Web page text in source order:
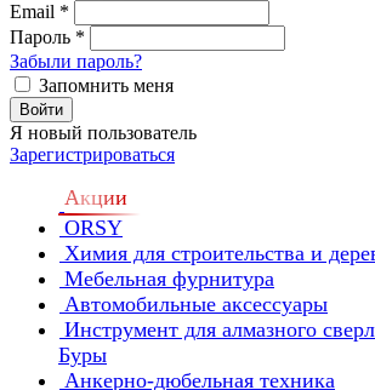
Email *
Пароль *
Забыли пароль?
Запомнить меня
Войти
Я новый пользователь
Зарегистрироваться
Акции
ORSY
Химия для строительства и
Мебельная фурнитура
Автомобильные аксессуары
Инструмент для алмазного
Буры
Анкерно-дюбельная техника